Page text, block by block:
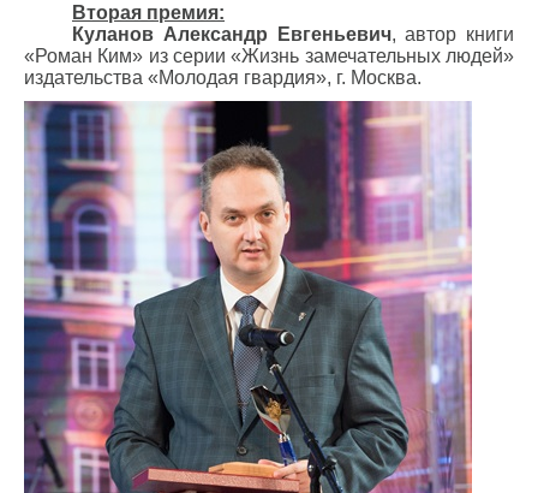
Вторая премия:
Куланов Александр Евгеньевич, автор книги
«Роман Ким» из серии «Жизнь замечательных людей»
издательства «Молодая гвардия», г. Москва.